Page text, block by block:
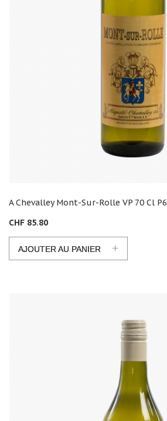
A Chevalley Mont-Sur-Rolle VP 70 Cl P6
CHF 85.80
AJOUTER AU PANIER +